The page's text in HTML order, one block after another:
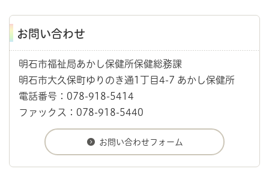
お問い合わせ
明石市福祉局あかし保健所保健総務課
明石市大久保町ゆりのき通1丁目4-7 あかし保健所
電話番号：078-918-5414
ファックス：078-918-5440